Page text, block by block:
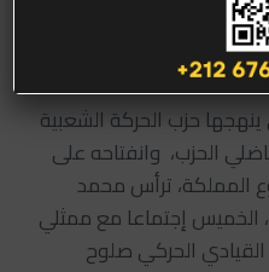
ينهجها حزب الحركة الشعبية
الحزب، وانفتاحه على
المملكة، ترأس محمد
الخميس إجتماعا مع ممثلي
الحركي صلوح